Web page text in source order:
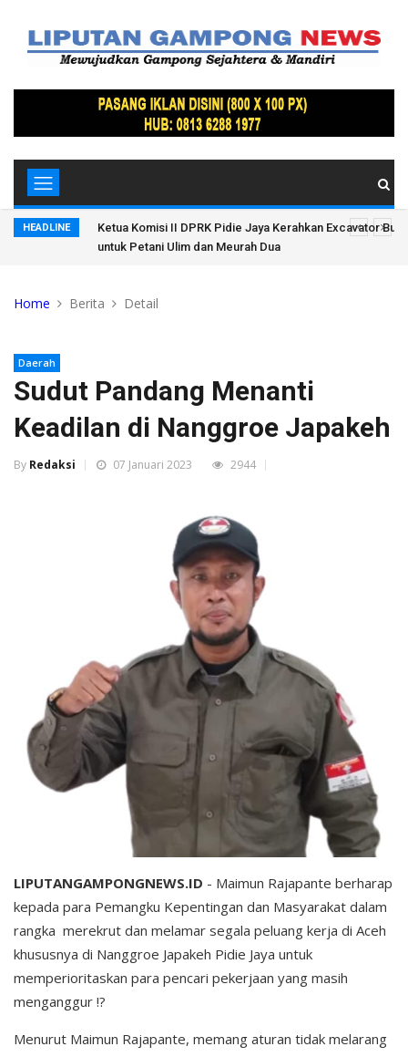
HEADLINE
Ketua Komisi II DPRK Pidie Jaya Kerahkan Excavator
untuk Petani Ulim dan Meurah Dua
Home Berita Detail
Daerah
Sudut Pandang Menanti
Keadilan di Nanggroe Japakeh
By Redaksi 07 Januari 2023 2944
LIPUTANGAMPONGNEWS.ID - Maimun Rajapante berharap
kepada para Pemangku Kepentingan dan Masyarakat dalam
rangka merekrut dan melamar segala peluang kerja di Aceh
khususnya di Nanggroe Japakeh Pidie Jaya untuk
memperioritaskan para pencari pekerjaan yang masih
menganggur !?
Menurut Maimun Rajapante, memang aturan tidak melarang